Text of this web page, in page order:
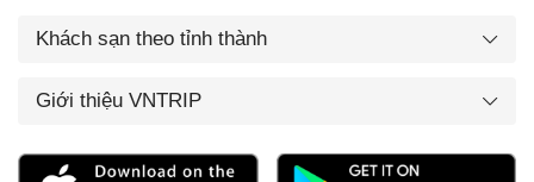
Khách sạn theo tỉnh thành
Giới thiệu VNTRIP